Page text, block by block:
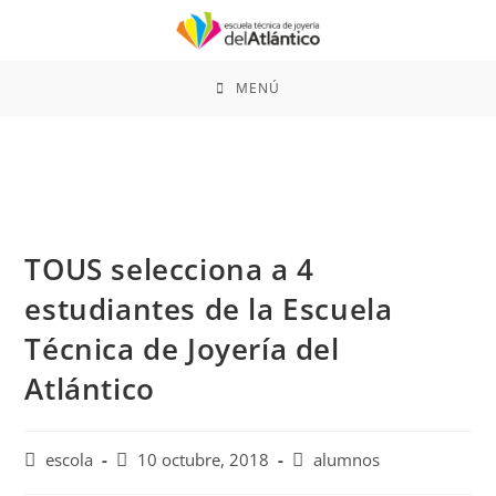
MENÚ
TOUS selecciona a 4
estudiantes de la Escuela
Técnica de Joyería del
Atlántico
Autorescola
Publicación
10 octubre, 2018
Categoría
alumnos